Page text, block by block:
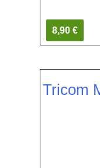
8,90 €
Tricom